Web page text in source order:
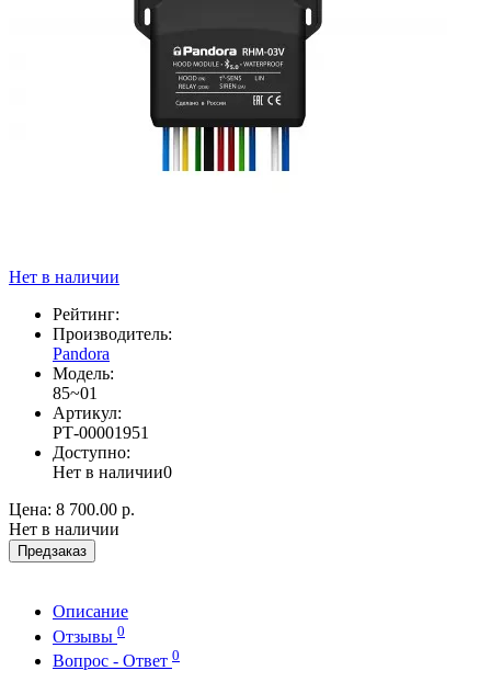
Нет в наличии
Рейтинг:
Производитель:
Pandora
Модель:
85~01
Артикул:
РТ-00001951
Доступно:
Нет в наличии0
Цена: 8 700.00 р.
Нет в наличии
Предзаказ
Описание
Отзывы 0
Вопрос - Ответ 0